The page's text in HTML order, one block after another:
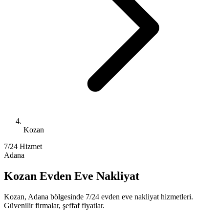
Kozan
7/24 Hizmet
Adana
Kozan Evden Eve Nakliyat
Kozan, Adana bölgesinde 7/24 evden eve nakliyat hizmetleri.
Güvenilir firmalar, şeffaf fiyatlar.